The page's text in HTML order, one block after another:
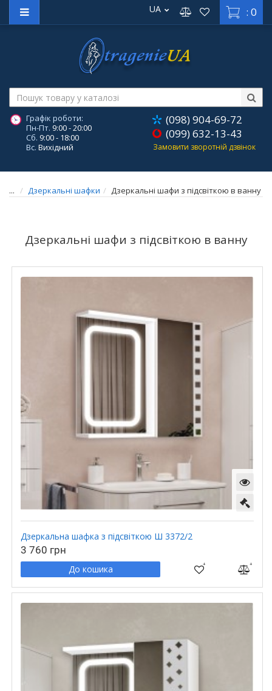
: 0
UA
Графік роботи:
Пн-Пт. 9:00 - 20:00
Сб. 9:00 - 18:00
Вс. Вихідний
(098) 904-69-72
(099) 632-13-43
Замовити зворотній дзвінок
... Дзеркальні шафки Дзеркальні шафи з підсвіткою в ванну
Дзеркальні шафи з підсвіткою в ванну
Дзеркальна шафка з підсвіткою Ш 3372/2
3 760 грн
До кошика